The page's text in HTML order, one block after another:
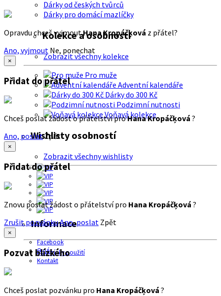
Dárky od českých tvůrců
Dárky pro domácí mazlíčky
Kolekce a osobnosti
Zobrazit všechny kolekce
Pro muže
Adventní kalendáře
Dárky do 300 Kč
Podzimní nutnosti
Voňavá kolekce
Wishlisty osobností
Zobrazit všechny wishlisty
Informace
Facebook
O nás
Podmínky použití
Kontakt
Opravdu chceš vyjmoutHana Kropáčķová z přátel?
Ano, vyjmout Ne, ponechat
×
Přidat do přátel
Chceš poslat žádost o přátelství proHana Kropáčķová ?
Ano, poslatZpět
×
Přidat do přátel
Znovu poslat žádost o přátelství pro Hana Kropáčķová ?
Zrušit pozvánkuAno, poslat Zpět
×
Pozvat blízkého
Chceš poslat pozvánku pro Hana Kropáčķová ?